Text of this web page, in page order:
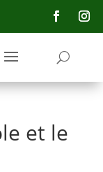
et le